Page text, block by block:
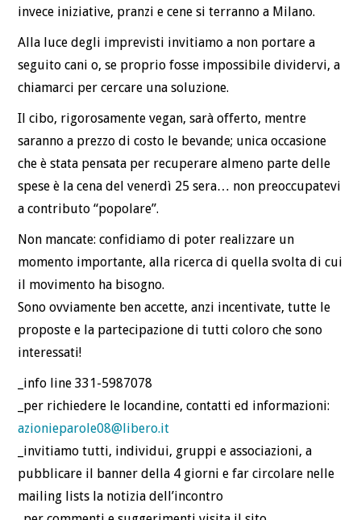
invece iniziative, pranzi e cene si terranno a Milano.
Alla luce degli imprevisti invitiamo a non portare a
seguito cani o, se proprio fosse impossibile dividervi, a
chiamarci per cercare una soluzione.
Il cibo, rigorosamente vegan, sarà offerto, mentre
saranno a prezzo di costo le bevande; unica occasione
che è stata pensata per recuperare almeno parte delle
spese è la cena del venerdì 25 sera… non preoccupatevi
a contributo “popolare”.
Non mancate: confidiamo di poter realizzare un
momento importante, alla ricerca di quella svolta di cui
il movimento ha bisogno.
Sono ovviamente ben accette, anzi incentivate, tutte le
proposte e la partecipazione di tutti coloro che sono
interessati!
_info line 331-5987078
_per richiedere le locandine, contatti ed informazioni:
azionieparole08@libero.it
_invitiamo tutti, individui, gruppi e associazioni, a
pubblicare il banner della 4 giorni e far circolare nelle
mailing lists la notizia dell’incontro